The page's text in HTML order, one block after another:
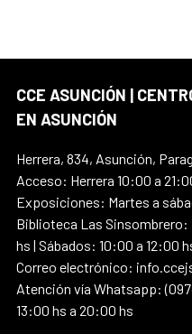
CCE ASUNCIÓN |
EN ASUNCIÓN
Herrera, 834, Asunción,
Acceso: Herrera 10:00 a
Exposiciones: Martes a
Biblioteca Las Sinsombrero:
hs | Sábados: 10:00 a 12:00
Correo electrónico:
Atención vía Whatsapp:
13:00 hs a 20:00 hs